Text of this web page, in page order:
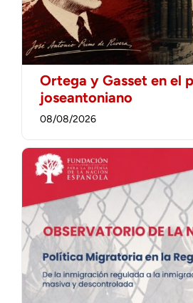
Ortega y Gasset en el
joseantoniano
08/08/2026